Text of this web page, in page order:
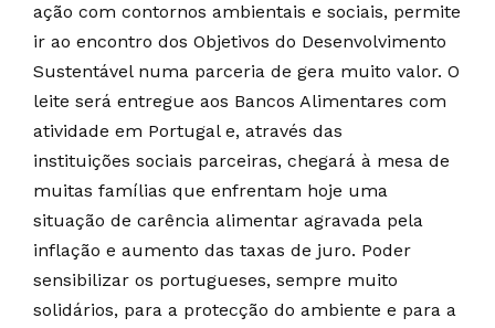
ação com contornos ambientais e sociais, permite
ir ao encontro dos Objetivos do Desenvolvimento
Sustentável numa parceria de gera muito valor. O
leite será entregue aos Bancos Alimentares com
atividade em Portugal e, através das
instituições sociais parceiras, chegará à mesa de
muitas famílias que enfrentam hoje uma
situação de carência alimentar agravada pela
inflação e aumento das taxas de juro. Poder
sensibilizar os portugueses, sempre muito
solidários, para a protecção do ambiente e para a